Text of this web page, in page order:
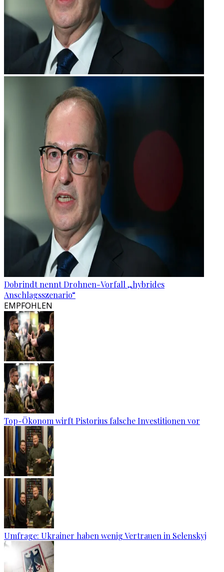
Dobrindt nennt Drohnen-Vorfall „hybrides
Anschlagsszenario“
EMPFOHLEN
Top-Ökonom wirft Pistorius falsche Investitionen vor
Umfrage: Ukrainer haben wenig Vertrauen in Selenskyj